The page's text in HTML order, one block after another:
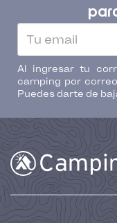
Al ingresar tu
camping por
Puedes darte de